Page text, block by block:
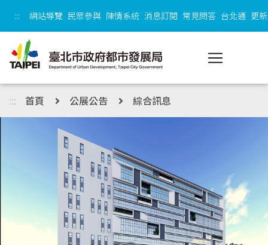
::: 網站導覽 民眾參與 陳情系統 消息訂閱 常見問答 台北通 更
::: 首頁 公展公告 綜合訊息